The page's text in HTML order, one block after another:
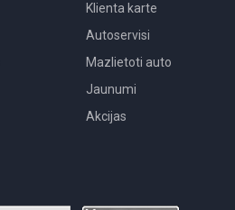
Klienta karte
Autoservisi
Mazlietoti auto
Jaunumi
Akcijas